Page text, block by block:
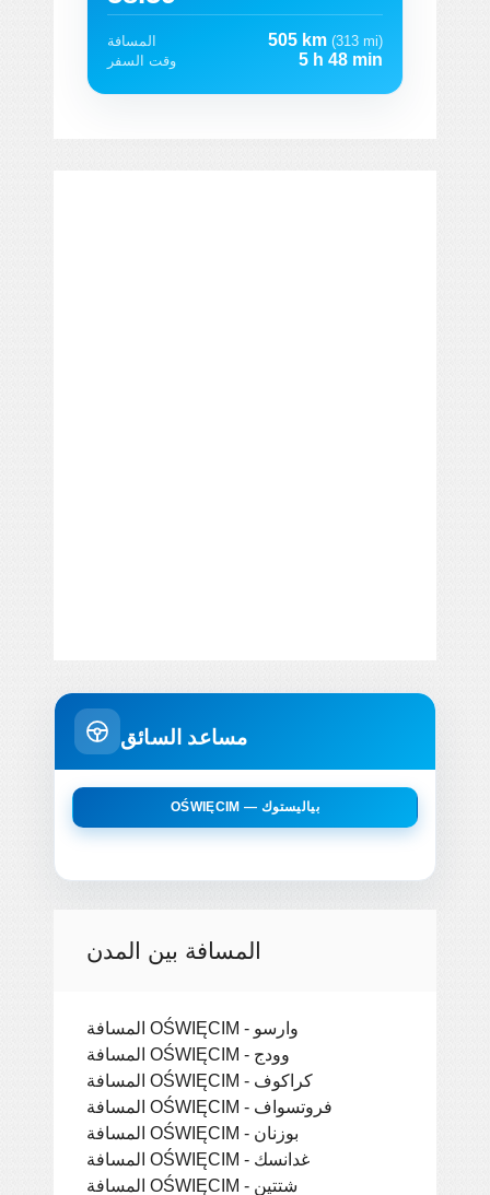
المسافة 505 km (313 mi)
وقت السفر
5 h 48 min
مساعد السائق
OŚWIĘCIM — بياليستوك
المسافة بين المدن
المسافة OŚWIĘCIM - وارسو
المسافة OŚWIĘCIM - وودج
المسافة OŚWIĘCIM - كراكوف
المسافة OŚWIĘCIM - فروتسواف
المسافة OŚWIĘCIM - بوزنان
المسافة OŚWIĘCIM - غدانسك
المسافة OŚWIĘCIM - شتتين